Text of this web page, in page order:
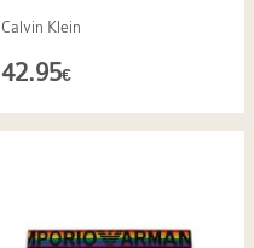
Calvin Klein
42.95€